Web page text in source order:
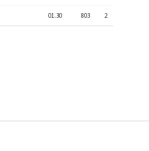
01.30 803 2